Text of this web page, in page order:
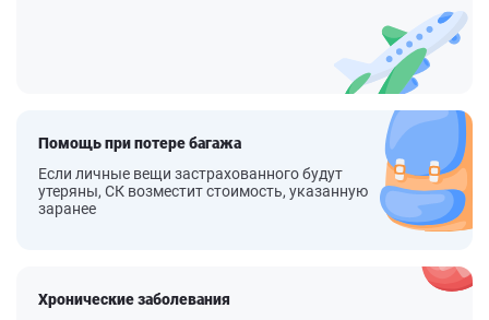
Помощь при потере багажа
Если личные вещи застрахованного будут
утеряны, СК возместит стоимость, указанную
заранее
Хронические заболевания